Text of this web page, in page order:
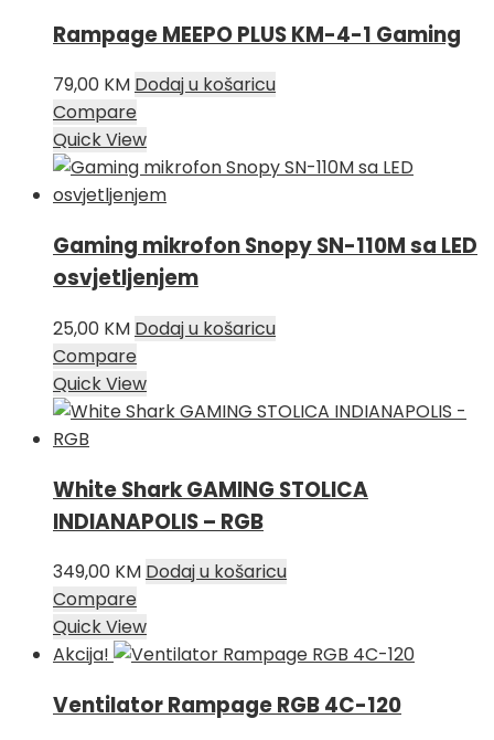
Rampage MEEPO PLUS KM-4-1 Gaming
79,00 KM Dodaj u košaricu
Compare
Quick View
Gaming mikrofon Snopy SN-110M sa LED
osvjetljenjem
25,00 KM Dodaj u košaricu
Compare
Quick View
White Shark GAMING STOLICA
INDIANAPOLIS – RGB
349,00 KM Dodaj u košaricu
Compare
Quick View
Akcija!
Ventilator Rampage RGB 4C-120